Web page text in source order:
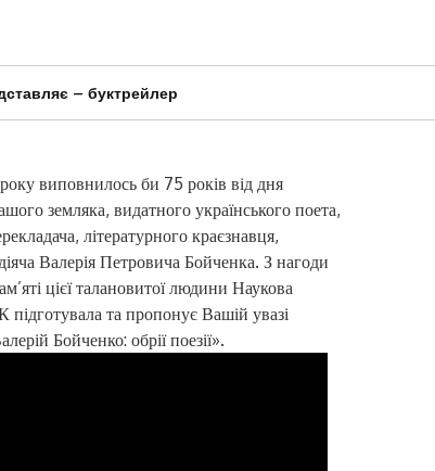
– буктрейлер
виповнилось би 75 років від дня
земляка, видатного українського поета,
літературного краєзнавця,
Валерія Петровича Бойченка. З нагоди
цієї талановитої людини Наукова
підготувала та пропонує Вашій увазі
Бойченко: обрії поезії».